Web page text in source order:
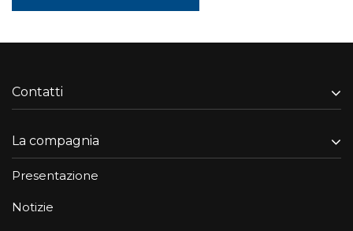
Contatti
La compagnia
Presentazione
Notizie